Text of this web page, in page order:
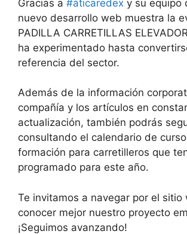
Gracias a #áticaredex y su equipo
nuevo desarrollo web muestra la
PADILLA CARRETILLAS
ha experimentado hasta
referencia del sector.
Además de la información
compañía y los artículos en
actualización, también podrás
consultando el calendario de
formación para carretilleros que
programado para este año.
Te invitamos a navegar por el sitio
conocer mejor nuestro proyecto
¡Seguimos avanzando!